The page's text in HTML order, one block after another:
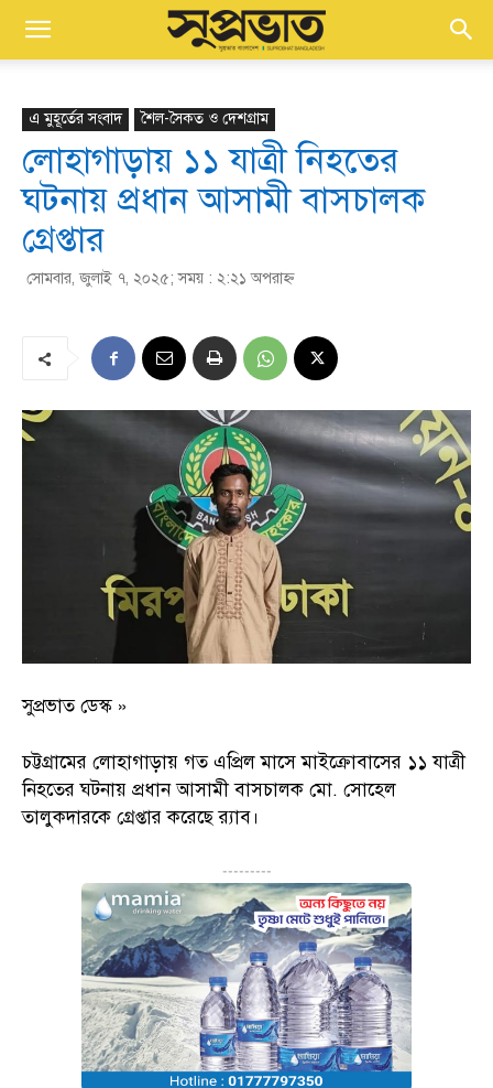
এ মুহূর্তের সংবাদ শৈল-সৈকত ও দেশগ্রাম
লোহাগাড়ায় ১১ যাত্রী নিহতের
ঘটনায় প্রধান আসামী বাসচালক
গ্রেপ্তার
সোমবার, জুলাই ৭, ২০২৫; সময় : ২:২১ অপরাহ্ণ
সুপ্রভাত ডেস্ক »
চট্টগ্রামের লোহাগাড়ায় গত এপ্রিল মাসে মাইক্রোবাসের ১১ যাত্রী
নিহতের ঘটনায় প্রধান আসামী বাসচালক মো. সোহেল
তালুকদারকে গ্রেপ্তার করেছে র‌্যাব।
---------